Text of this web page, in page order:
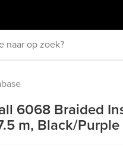
6068 Braided
m, Black/Purple